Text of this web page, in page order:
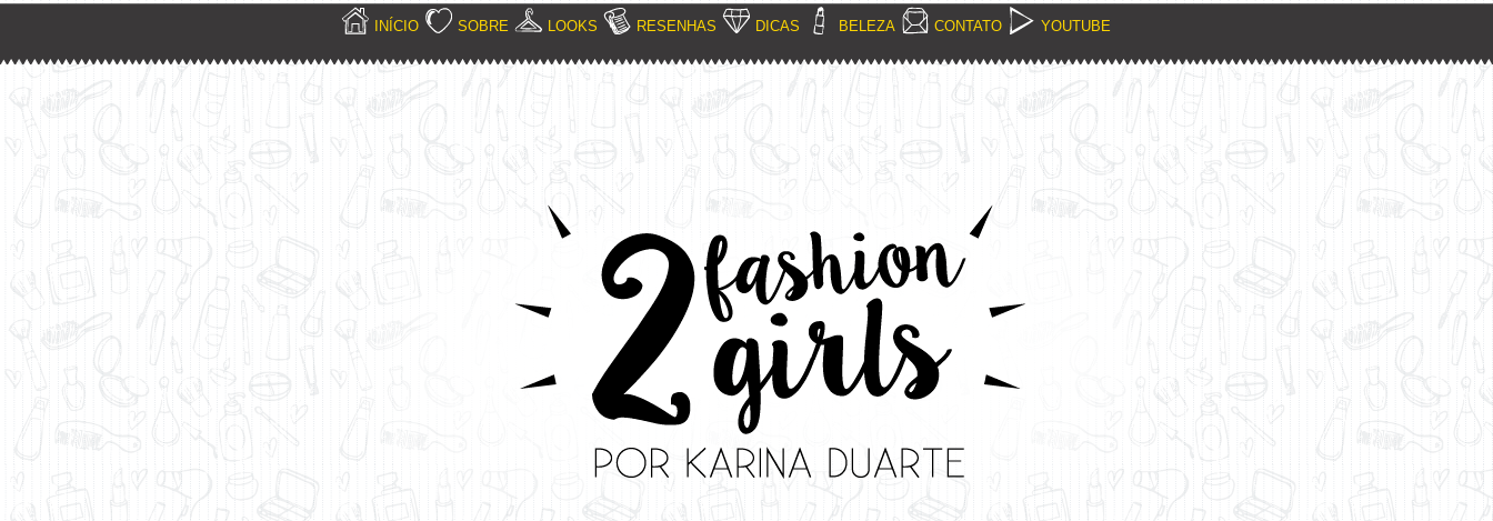
INÍCIO SOBRE LOOKS RESENHAS DICAS BELEZA CONTATO YOUTUBE